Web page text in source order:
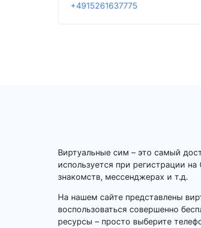
+4915261637775
Виртуальные сим – это самый
используется при регистрации
знакомств, мессенджерах и т.д.
На нашем сайте представлены
воспользоваться совершенно
ресурсы – просто выберите